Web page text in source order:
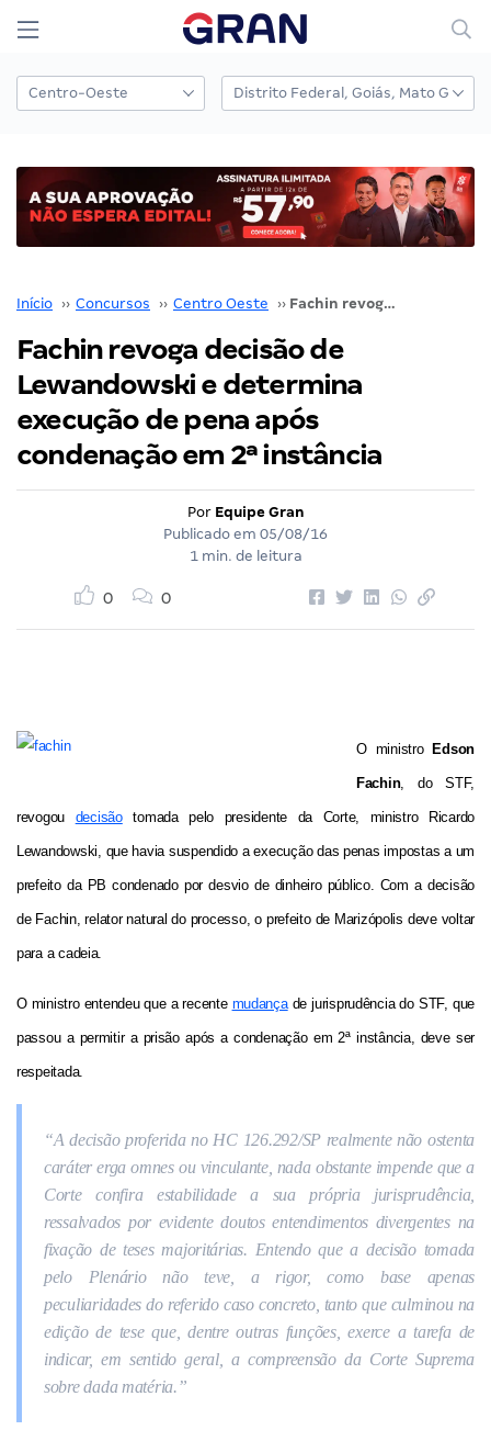
Início ›› Concursos ›› Centro Oeste ›› Fachin revoga decisão de Lewandowski e determina execução de pena após condenação em 2ª instância
Fachin revoga decisão de
Lewandowski e determina
execução de pena após
condenação em 2ª instância
Por Equipe Gran
Publicado em 05/08/16
1 min. de leitura
0 0
O ministro Edson
Fachin, do STF,
revogou decisãotomada pelo presidente da Corte, ministro Ricardo
Lewandowski, que havia suspendido a execução das penas impostas a um
prefeito da PB condenado por desvio de dinheiro público. Com a decisão
de Fachin, relator natural do processo, o prefeito de Marizópolis deve voltar
para a cadeia.
O ministro entendeu que a recente mudançade jurisprudência do STF, que
passou a permitir a prisão após a condenação em 2ª instância, deve ser
respeitada.
“A decisão proferida no HC 126.292/SP realmente não ostenta
caráter erga omnes ou vinculante, nada obstante impende que a
Corte confira estabilidade a sua própria jurisprudência,
ressalvados por evidente doutos entendimentos divergentes na
fixação de teses majoritárias. Entendo que a decisão tomada
pelo Plenário não teve, a rigor, como base apenas
peculiaridades do referido caso concreto, tanto que culminou na
edição de tese que, dentre outras funções, exerce a tarefa de
indicar, em sentido geral, a compreensão da Corte Suprema
sobre dada matéria.”